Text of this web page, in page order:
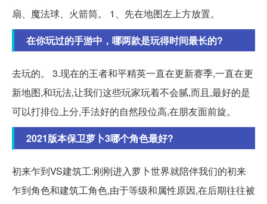
扇、魔法球、火箭筒。 1、先在地图左上方放置。
在你玩过的手游中，哪两款是玩得时间最长的?
去玩的。 3.现在的王者和平精英一直在更新赛季,一直在更
新地图,和玩法,让我们这些玩家玩着不会腻,而且,最好的是
可以打排位上分,手法好的自然段位高,在朋友面前旋。
2021版本保卫萝卜3哪个角色最好?
初来乍到VS建筑工:刚刚进入萝卜世界就陪伴我们的初来
乍到角色和建筑工角色,由于等级和属性原因,在后期往往被